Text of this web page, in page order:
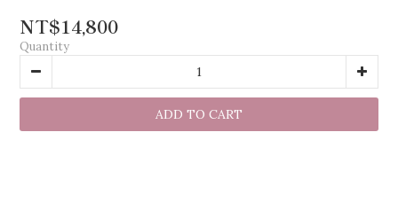
NT$14,800
Quantity
ADD TO CART